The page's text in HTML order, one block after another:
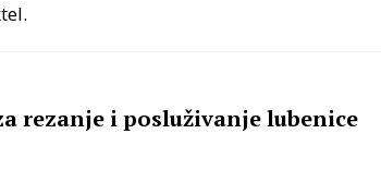
rezanje i posluživanje lubenice